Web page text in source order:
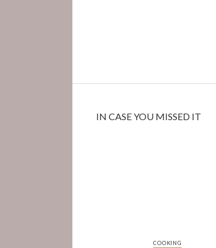
IN CASE YOU MISSED IT
COOKING